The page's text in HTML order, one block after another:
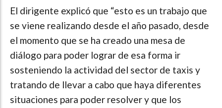
El dirigente explicó que “esto es un trabajo que
se viene realizando desde el año pasado, desde
el momento que se ha creado una mesa de
diálogo para poder lograr de esa forma ir
sosteniendo la actividad del sector de taxis y
tratando de llevar a cabo que haya diferentes
situaciones para poder resolver y que los